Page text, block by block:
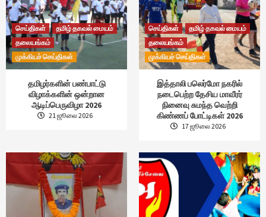
செய்திகள்
தமிழ் தகவல் மையம்
தலையங்கம்
முக்கியச் செய்திகள்
தமிழர்களின் பண்பாட்டு
விழாக்களின் ஒன்றான
ஆடிப்பெருவிழா 2026
21 ஜூலை 2026
செய்திகள்
தமிழ் தகவல் மையம்
தலையங்கம்
முக்கியச் செய்திகள்
இத்தாலி பலெர்மோ நகரில்
நடைபெற்ற தேசிய மாவீரர்
நினைவு சுமந்த வெற்றி
கிண்ணப் போட்டிகள் 2026
17 ஜூலை 2026